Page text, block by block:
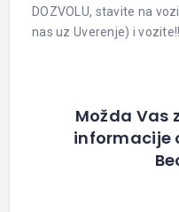
DOZVOLU, stavite na
nas uz Uverenje) i
Možda Vas
informacije